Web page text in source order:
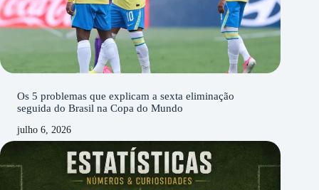
Os 5 problemas que explicam a sexta eliminação
seguida do Brasil na Copa do Mundo
julho 6, 2026